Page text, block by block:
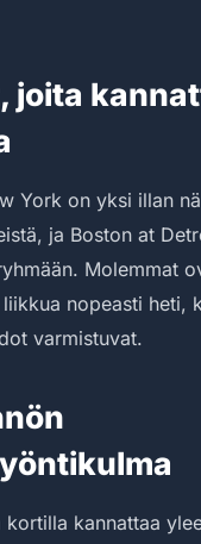
joita
York on yksi illan
ja Boston at
Molemmat
nopeasti heti,
varmistuvat.
kortilla kannattaa